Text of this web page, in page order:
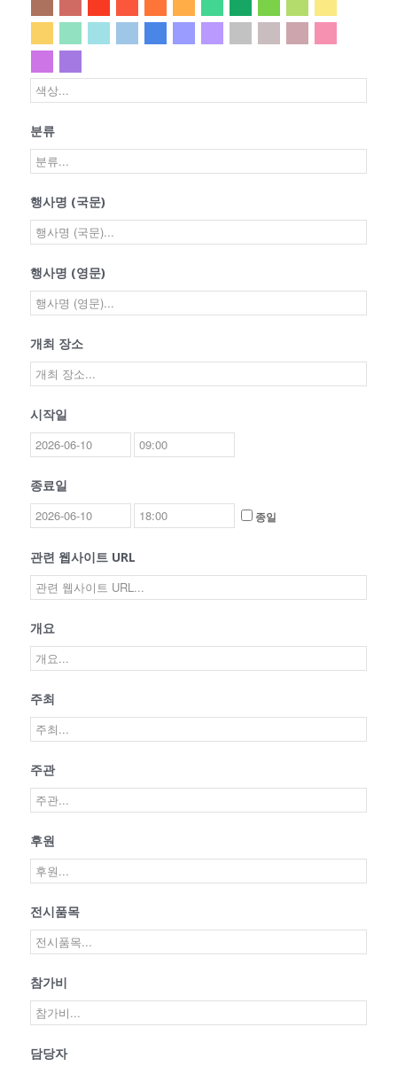
분류
행사명 (국문)
행사명 (영문)
개최 장소
시작일
종료일
종일
관련 웹사이트 URL
개요
주최
주관
후원
전시품목
참가비
담당자